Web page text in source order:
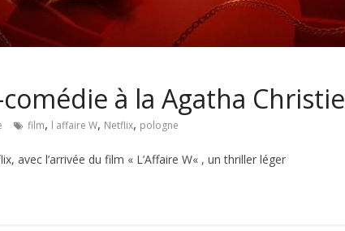
à la Agatha Christie
film, l affaire W, Netflix, pologne
avec l’arrivée du film « L’Affaire W« , un thriller léger